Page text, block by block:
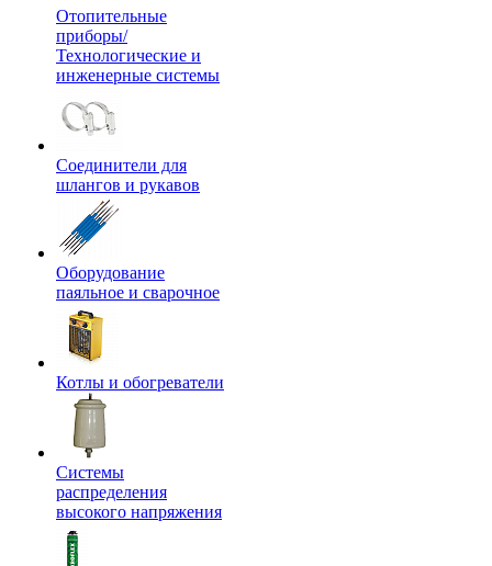
Отопительные
приборы/
Технологические и
инженерные системы
Соединители для
шлангов и рукавов
Оборудование
паяльное и сварочное
Котлы и обогреватели
Системы
распределения
высокого напряжения